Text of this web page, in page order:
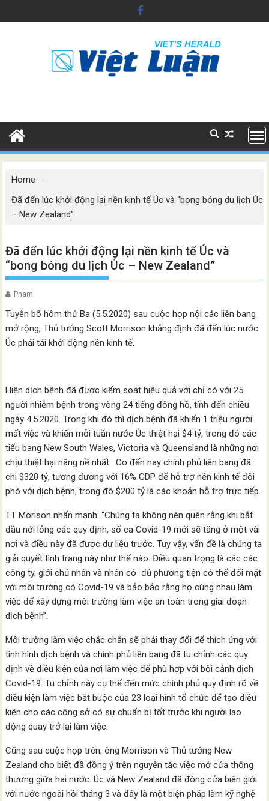
to
Home
Đã đến lúc khởi động lại nền kinh tế Úc và “bong bóng du lịch Úc
– New Zealand”
Đã đến lúc khởi động lại nền kinh tế Úc và
“bong bóng du lịch Úc – New Zealand”
Pham
Tuyên bố hôm thứ Ba (5.5.2020) sau cuộc họp nội các liên bang
mở rộng, Thủ tướng Scott Morrison khẳng định đã đến lúc nước
Úc phải tái khởi động nền kinh tế.
Hiện dịch bệnh đã được kiểm soát hiệu quả với chỉ có với 25
người nhiễm bệnh trong vòng 24 tiếng đồng hồ, tính đến chiều
ngày 4.5.2020. Trong khi đó thì dịch bệnh đã khiến 1 triệu người
mất việc và khiến mỗi tuần nước Úc thiệt hại $4 tỷ, trong đó các
tiểu bang New South Wales, Victoria và Queensland là những nơi
chịu thiệt hại nặng nề nhất. Co đến nay chính phủ liên bang đã
chi $320 tỷ, tương đương với 16% GDP để hỗ trợ nền kinh tế đối
phó với dịch bệnh, trong đó $200 tỷ là các khoản hỗ trợ trực tiếp.
TT Morison nhấn mạnh: “Chúng ta không nên quên rằng khi bắt
đầu nới lỏng các quy định, số ca Covid-19 mới sẽ tăng ở một vài
nơi và điều này đã được dự liệu trước. Tuy vậy, vấn đề là chúng ta
giải quyết tình trạng này như thế nào. Điều quan trọng là các các
công ty, giới chủ nhân và nhân có đủ phương tiện có thể đối mặt
với môi trường có Covid-19 và bảo bảo rằng họ cùng nhau làm
việc để xây dựng môi trường làm việc an toàn trong giai đoạn
dịch bệnh”.
Môi trường làm việc chắc chắn sẽ phải thay đổi để thích ứng với
tình hình dịch bệnh và chính phủ liên bang đã tu chỉnh các quy
định về điều kiện của nơi làm việc để phù hợp với bối cảnh dịch
Covid-19. Tu chỉnh này cụ thể đến mức chính phủ quy định rõ về
điều kiện làm việc bắt buộc của 23 loại hình tổ chức để tạo điều
kiện cho các công sở có sự chuẩn bị tốt trước khi người lao
động quay trở lại làm việc.
Cũng sau cuộc họp trên, ông Morrison và Thủ tướng New
Zealand cho biết đã đồng ý trên nguyên tắc việc mở cửa thông
thương giữa hai nước. Úc và New Zealand đã đóng cửa biên giới
với nước ngoài hồi tháng 3 và đây là một biện pháp làm kỹ nghệ